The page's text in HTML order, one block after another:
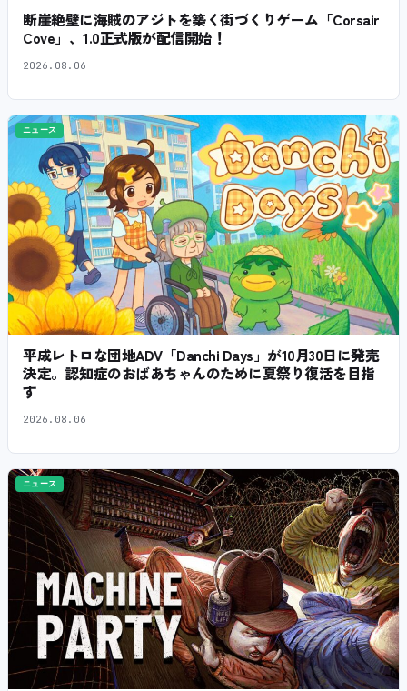
断崖絶壁に海賊のアジトを築く街づくりゲーム「Corsair
Cove」、1.0正式版が配信開始！
2026.08.06
ニュース
平成レトロな団地ADV「Danchi Days」が10月30日に発売
決定。認知症のおばあちゃんのために夏祭り復活を目指
す
2026.08.06
ニュース